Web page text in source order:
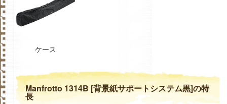
ケース
Manfrotto 1314B [背景紙サポートシステム黒]の特
長